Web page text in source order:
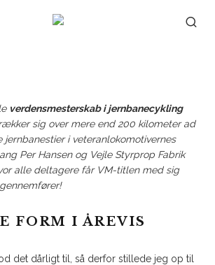
verdensmesterskab i jernbanecykling
sig over mere end 200 kilometer ad
jernbanestier i veteranlokomotivernes
Per Hansen og Vejle Styrprop Fabrik
alle deltagere får VM-titlen med sig
FORM I ÅREVIS
det dårligt til, så derfor stillede jeg op til